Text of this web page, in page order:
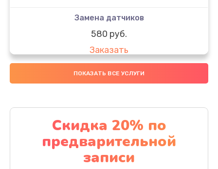
Замена датчиков
580 руб.
Заказать
Комплексная чистка
Заказать
Замена дисплея (экрана)
2000 руб.
Заказать
ПОКАЗАТЬ ВСЕ УСЛУГИ
Скидка 20% по
предварительной
записи